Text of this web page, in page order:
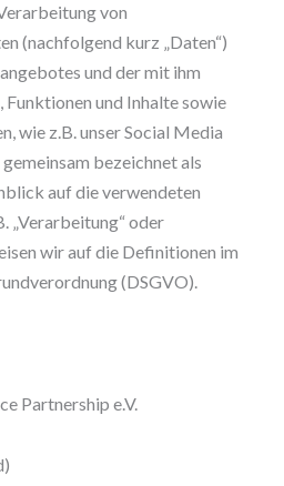
von
(nachfolgend kurz „Daten“)
und der mit ihm
und Inhalte sowie
wie z.B. unser Social Media
bezeichnet als
auf die verwendeten
„Verarbeitung“ oder
wir auf die Definitionen im
(DSGVO).
Partnership e.V.